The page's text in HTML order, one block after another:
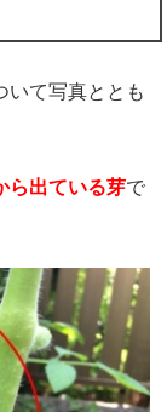
いて写真ととも
ら出ている芽で